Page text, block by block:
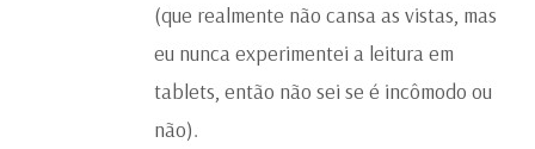
(que realmente não cansa as vistas, mas
eu nunca experimentei a leitura em
tablets, então não sei se é incômodo ou
não).